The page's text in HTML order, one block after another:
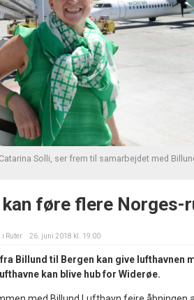
Solli, ser frem til samarbejdet med
føre flere Norges-
i Ruter 26. juni 2018 kl. 19:00
Billund til Bergen kan give lufthavnen
kan blive hub for Widerøe.